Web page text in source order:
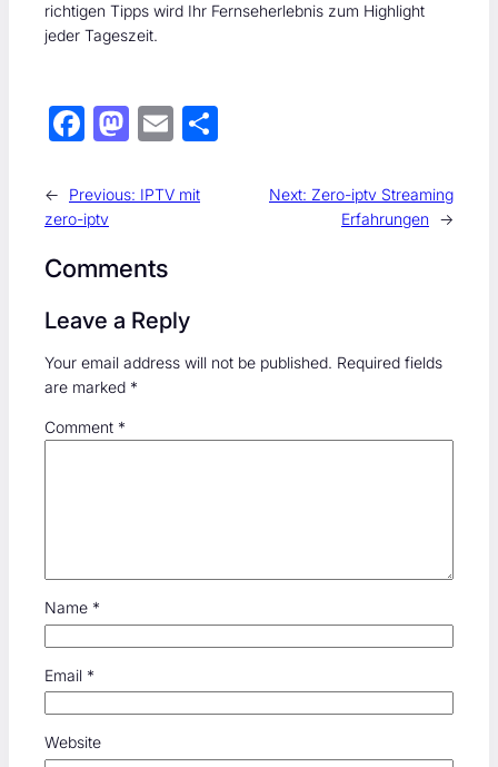
richtigen Tipps wird Ihr Fernseherlebnis zum Highlight
jeder Tageszeit.
F
e
b
o
M
to
o
n
E
ail
← Previous: IPTV mit
zero-iptv
Next: Zero-iptv Streaming
Erfahrungen
→
Comments
Leave a Reply
Your email address will not be published. Required fields
are marked *
Comment *
Name *
Email *
Website